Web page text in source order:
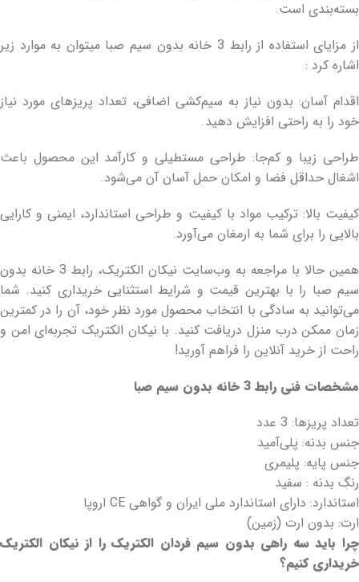
بسته‌بندی است.
از مزایای استفاده از رابط 3 خانه بدون سیم صبا میتوان به موارد زیر
اشاره کرد :
اقدام آسان: بدون نیاز به سیم‌کشی اضافی، تعداد پریزهای مورد نیاز
خود را به راحتی افزایش دهید.
طراحی زیبا و کم‌جا: طراحی مستطیلی و کارآمد این محصول باعث
اشغال حداقل فضا و امکان حمل آسان آن می‌شود.
کیفیت بالا: ترکیب مواد با کیفیت و طراحی استاندارد، ایمنی و کارایی
بالایی را برای شما به ارمغان می‌آورد.
همین حالا با مراجعه به وب‌سایت نیکان الکتریک، رابط 3 خانه بدون
سیم صبا را با بهترین قیمت و شرایط استثنایی خریداری کنید. شما
می‌توانید به سادگی با انتخاب محصول مورد نظر خود، آن را در کمترین
زمان ممکن درب منزل دریافت کنید. با نیکان الکتریک تجربه‌ای امن و
راحت از خرید آنلاین را فراهم آورید!
مشخصات فنی رابط 3 خانه بدون سیم صبا
تعداد پریزها: 3 عدد
جنس بدنه: پلی‌آمید
جنس پایه: پلیمری
رنگ بدنه : سفید
استاندارد: دارای استاندارد ملی ایران و گواهی CE اروپا
ارت: بدون ارت (زمین)
چرا باید سه راهی بدون سیم فردان الکتریک را از نیکان الکتریک
خریداری کنیم؟